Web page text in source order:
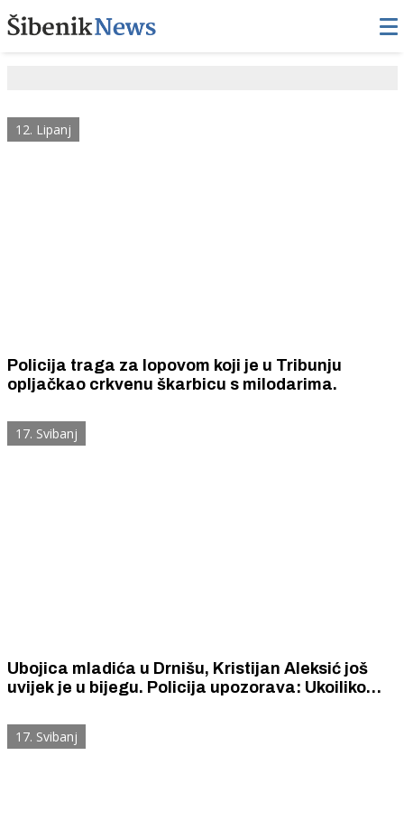
12. Lipanj
Policija traga za lopovom koji je u Tribunju
opljačkao crkvenu škarbicu s milodarima.
17. Svibanj
Ubojica mladića u Drnišu, Kristijan Aleksić još
uvijek je u bijegu. Policija upozorava: Ukoiliko
opasna i vjerojatno naoružana.
17. Svibanj